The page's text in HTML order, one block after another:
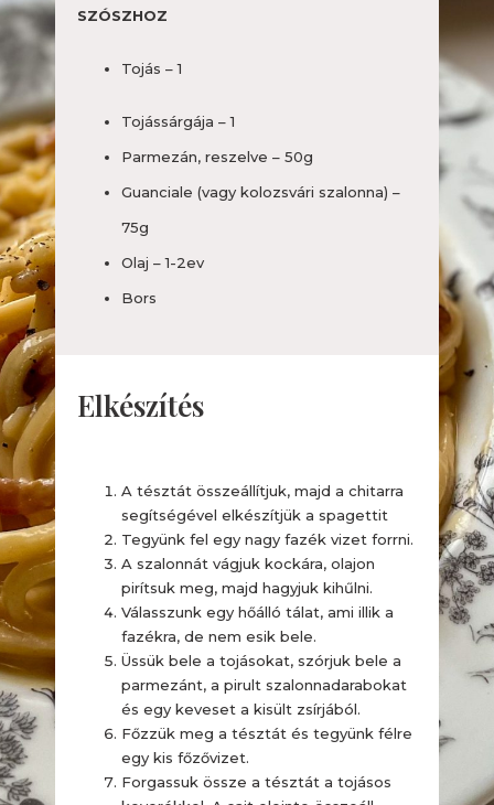
SZÓSZHOZ
Tojás – 1
Tojássárgája – 1
Parmezán, reszelve – 50g
Guanciale (vagy kolozsvári szalonna) –
75g
Olaj – 1-2ev
Bors
Elkészítés
A tésztát összeállítjuk, majd a chitarra
segítségével elkészítjük a spagettit
Tegyünk fel egy nagy fazék vizet forrni.
A szalonnát vágjuk kockára, olajon
pirítsuk meg, majd hagyjuk kihűlni.
Válasszunk egy hőálló tálat, ami illik a
fazékra, de nem esik bele.
Üssük bele a tojásokat, szórjuk bele a
parmezánt, a pirult szalonnadarabokat
és egy keveset a kisült zsírjából.
Főzzük meg a tésztát és tegyünk félre
egy kis főzővizet.
Forgassuk össze a tésztát a tojásos